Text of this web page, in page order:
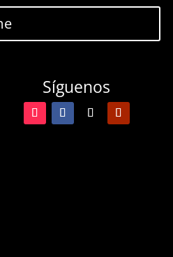
Síguenos